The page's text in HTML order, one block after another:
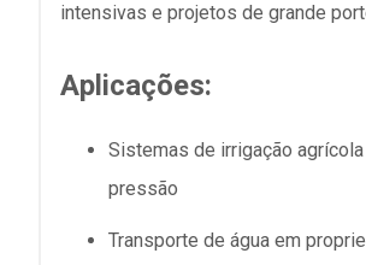
intensivas e projetos de grande
Aplicações:
Sistemas de irrigação
pressão
Transporte de água em